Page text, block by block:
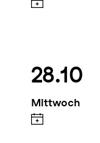
28.10
Mittwoch